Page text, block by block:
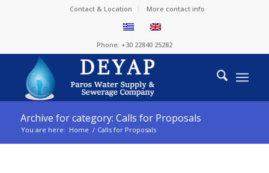
Contact & Location More contact info
Phone: +30 22840 25282
Archive for category: Calls for Proposals
You are here: Home / Calls for Proposals